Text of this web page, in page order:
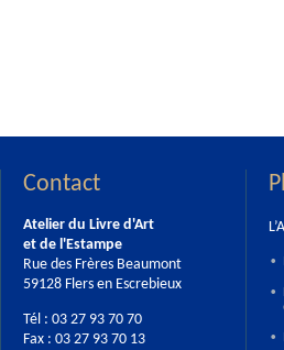
Contact
Atelier du Livre d'Art
et de l'Estampe
Rue des Frères Beaumont
59128 Flers en Escrebieux
Tél : 03 27 93 70 70
Fax : 03 27 93 70 13
•
•
•